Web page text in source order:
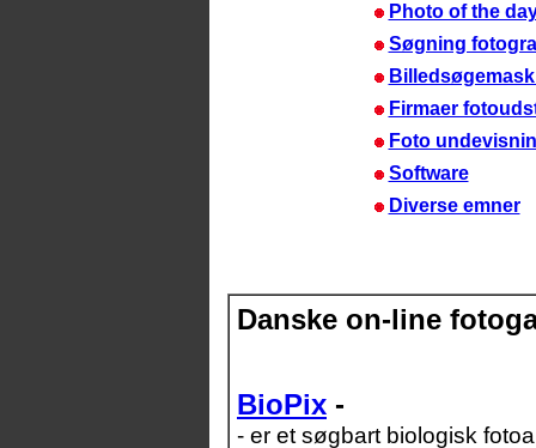
Photo of the
Søgning
Firmaer
Foto
Software
Diverse emner
Danske on-line
BioPix -
- er et søgbart biologisk